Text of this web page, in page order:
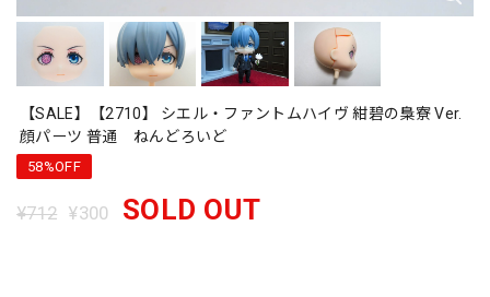
【SALE】【2710】 シエル・ファントムハイヴ 紺碧の梟寮 Ver.
顔パーツ 普通 ねんどろいど
58%OFF
¥712 ¥300 SOLD OUT